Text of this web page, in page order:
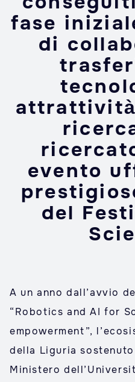
fase
di
evento
del
A un anno dall’avvio
“Robotics and AI for
empowerment”,
della Liguria
Ministero